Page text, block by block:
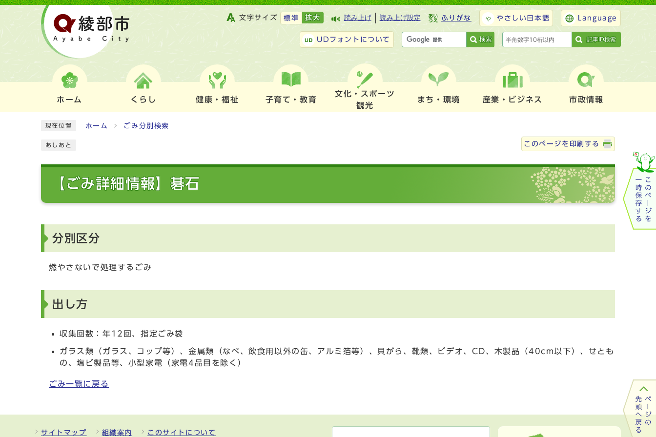
文字サイズ 標準 拡大 読み上げ 読み上げ設定 ふりがな やさしい日本語 Language
UDフォントについて 検索 記事ID検索
ホーム くらし 健康・福祉 子育て・教育
文化・スポーツ
観光
まち・環境 産業・ビジネス 市政情報
現在位置 ホーム ごみ分別検索
あしあと このページを印刷する
【ごみ詳細情報】碁石
分別区分
燃やさないで処理するごみ
出し方
収集回数：年12回、指定ごみ袋
ガラス類（ガラス、コップ等）、金属類（なべ、飲食用以外の缶、アルミ箔等）、貝がら、靴類、ビデオ、CD、木製品（40cm以下）、せとも
の、塩ビ製品等、小型家電（家電4品目を除く）
ごみ一覧に戻る
サイトマップ 組織案内 このサイトについて